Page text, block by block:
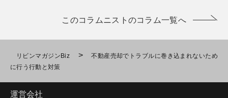
このコラムニストのコラム一覧へ
リビンマガジンBiz >
不動産売却でトラブルに巻き込まれないため
に行う行動と対策
運営会社